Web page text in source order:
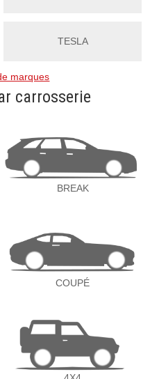
TESLA
marques
carrosserie
BREAK
COUPÉ